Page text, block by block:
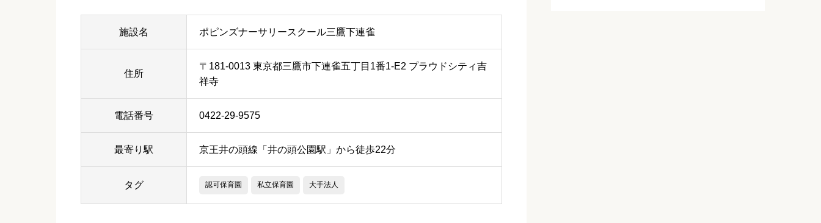
施設名 ポピンズナーサリースクール三鷹下連雀
住所
〒181-0013 東京都三鷹市下連雀五丁目1番1-E2 プラウドシティ吉
祥寺
電話番号 0422-29-9575
最寄り駅 京王井の頭線「井の頭公園駅」から徒歩22分
タグ 認可保育園 私立保育園 大手法人